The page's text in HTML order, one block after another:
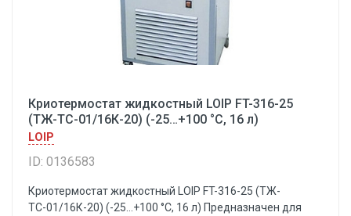
Криотермостат жидкостный LOIP FT-316-25
(ТЖ-ТС-01/16К-20) (-25…+100 °С, 16 л)
LOIP
ID: 0136583
Криотермостат жидкостный LOIP FT-316-25 (ТЖ-
ТС-01/16К-20) (-25…+100 °С, 16 л) Предназначен для